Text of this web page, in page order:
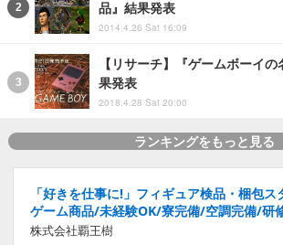
品』結果発表
2014.4.26 Sat 16:09
【リサーチ】『ゲームボーイ
果発表
2018.4.28 Sat 20:00
ランキングをもっと見る
「好きを仕事に!」フィギュア検品・梱包ス
ゲーム商品/未経験OK/寮完備/空調完備/研
株式会社覇王樹